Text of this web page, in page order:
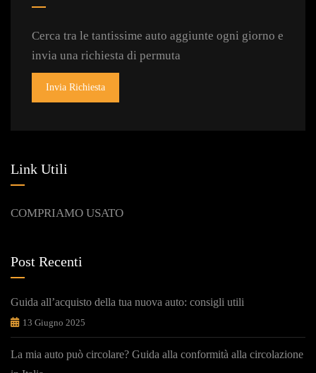
Cerca tra le tantissime auto aggiunte ogni giorno e
invia una richiesta di permuta
Invia Richiesta
Link Utili
COMPRIAMO USATO
Post Recenti
Guida all’acquisto della tua nuova auto: consigli utili
13 Giugno 2025
La mia auto può circolare? Guida alla conformità alla circolazione